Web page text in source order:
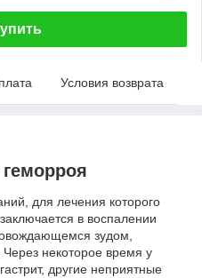
Условия возврата
для лечения которого
в воспалении
зудом,
некоторое время у
другие неприятные